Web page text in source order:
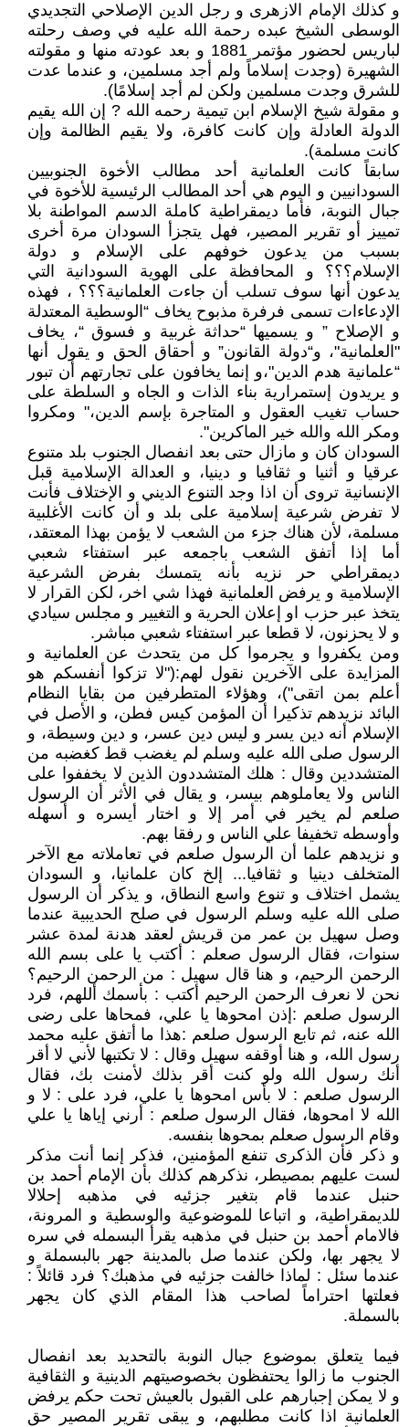
و كذلك الإمام الازهرى و رجل الدين الإصلاحي التجديدي
الوسطى الشيخ عبده رحمة الله عليه في وصف رحلته
لباريس لحضور مؤتمر 1881 و بعد عودته منها و مقولته
الشهيرة (وجدت إسلاماً ولم أجد مسلمين، و عندما عدت
للشرق وجدت مسلمين ولكن لم أجد إسلامًا).
و مقولة شيخ الإسلام ابن تيمية رحمه الله ? إن الله يقيم
الدولة العادلة وإن كانت كافرة، ولا يقيم الظالمة وإن
كانت مسلمة).
سابقاً كانت العلمانية أحد مطالب الأخوة الجنوبيين
السودانيين و اليوم هي أحد المطالب الرئيسية للأخوة في
جبال النوبة، فأما ديمقراطية كاملة الدسم المواطنة بلا
تمييز أو تقرير المصير، فهل يتجزأ السودان مرة أخرى
بسبب من يدعون خوفهم على الإسلام و دولة
الإسلام؟؟؟ و المحافظة على الهوية السودانية التي
يدعون أنها سوف تسلب أن جاءت العلمانية؟؟؟ ، فهذه
الإدعاءات تسمى فرفرة مذبوح يخاف “الوسطية المعتدلة
و الإصلاح ” و يسميها “حداثة غربية و فسوق “، يخاف
"العلمانية"، و“دولة القانون” و أحقاق الحق و يقول أنها
“علمانية هدم الدين"،و إنما يخافون على تجارتهم أن تبور
و يريدون إستمرارية بناء الذات و الجاه و السلطة على
حساب تغيب العقول و المتاجرة بإسم الدين،" ومكروا
ومكر الله والله خير الماكرين".
السودان كان و مازال حتى بعد انفصال الجنوب بلد متنوع
عرقيا و أثنيا و ثقافيا و دينيا، و العدالة الإسلامية قبل
الإنسانية تروى أن اذا وجد التنوع الديني و الإختلاف فأنت
لا تفرض شرعية إسلامية على بلد و أن كانت الأغلبية
مسلمة، لأن هناك جزء من الشعب لا يؤمن بهذا المعتقد،
أما إذا أتفق الشعب باجمعه عبر استفتاء شعبي
ديمقراطي حر نزيه بأنه يتمسك بفرض الشرعية
الإسلامية و يرفض العلمانية فهذا شي اخر، لكن القرار لا
يتخذ عبر حزب او إعلان الحرية و التغيير و مجلس سيادي
و لا يحزنون، لا قطعا عبر استفتاء شعبي مباشر.
ومن يكفروا و يجرموا كل من يتحدث عن العلمانية و
المزايدة على الآخرين نقول لهم:("لا تزكوا أنفسكم هو
أعلم بمن اتقى")، وهؤلاء المتطرفين من بقايا النظام
البائد نزيدهم تذكيرا أن المؤمن كيس فطن، و الأصل في
الإسلام أنه دين يسر و ليس دين عسر، و دين وسيطة، و
الرسول صلى الله عليه وسلم لم يغضب قط كغضبه من
المتشددين وقال : هلك المتشددون الذين لا يخففوا على
الناس ولا يعاملوهم بيسر، و يقال في الأثر أن الرسول
صلعم لم يخير في أمر إلا و اختار أيسره و أسهله
وأوسطه تخفيفا علي الناس و رفقا بهم.
و نزيدهم علما أن الرسول صلعم في تعاملاته مع الآخر
المتخلف دينيا و ثقافيا... إلخ كان علمانيا، و السودان
يشمل اختلاف و تنوع واسع النطاق، و يذكر أن الرسول
صلى الله عليه وسلم الرسول في صلح الحديبية عندما
وصل سهيل بن عمر من قريش لعقد هدنة لمدة عشر
سنوات، فقال الرسول صعلم : أكتب يا على بسم الله
الرحمن الرحيم، و هنا قال سهيل : من الرحمن الرحيم؟
نحن لا نعرف الرحمن الرحيم أكتب : بأسمك أللهم، فرد
الرسول صلعم :إذن امحوها يا علي، فمحاها على رضى
الله عنه، ثم تابع الرسول صلعم :هذا ما أتفق عليه محمد
رسول الله، و هنا أوقفه سهيل وقال : لا تكتبها لأني لا أقر
أنك رسول الله ولو كنت أقر بذلك لأمنت بك، فقال
الرسول صلعم : لا بأس امحوها يا علي، فرد على : لا و
الله لا امحوها، فقال الرسول صلعم : أرني إياها يا علي
وقام الرسول صعلم بمحوها بنفسه.
و ذكر فأن الذكرى تنفع المؤمنين، فذكر إنما أنت مذكر
لست عليهم بمصيطر، نذكرهم كذلك بأن الإمام أحمد بن
حنبل عندما قام بتغير جزئيه في مذهبه إحلالا
للديمقراطية، و اتباعا للموضوعية والوسطية و المرونة،
فالامام أحمد بن حنبل في مذهبه يقرأ البسمله في سره
لا يجهر بها، ولكن عندما صل بالمدينة جهر بالبسملة و
عندما سئل : لماذا خالفت جزئيه في مذهبك؟ فرد قائلاً :
فعلتها احتراماً لصاحب هذا المقام الذي كان يجهر
بالسملة.
فيما يتعلق بموضوع جبال النوبة بالتحديد بعد انفصال
الجنوب ما زالوا يحتفظون بخصوصيتهم الدينية و الثقافية
و لا يمكن إجبارهم على القبول بالعيش تحت حكم يرفض
العلمانية اذا كانت مطلبهم، و يبقى تقرير المصير حق